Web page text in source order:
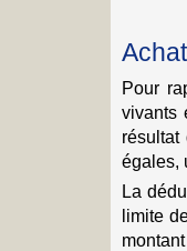
Pour
vivants
résultat
égales,
La
limite